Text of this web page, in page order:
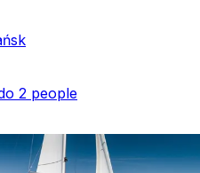
2 people